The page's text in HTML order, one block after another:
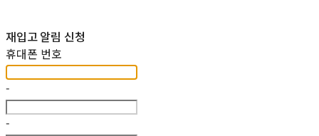
재입고 알림 신청
휴대폰 번호
-
-